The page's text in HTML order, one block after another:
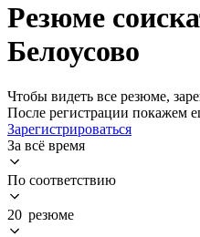
Резюме
Белоусово
Чтобы видеть все резюме,
После регистрации покажем
Зарегистрироваться
За всё время
По соответствию
20 резюме